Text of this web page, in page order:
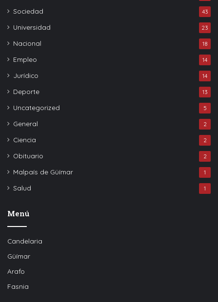
Sociedad 43
Universidad 23
Nacional 18
Empleo 14
Jurídico 14
Deporte 13
Uncategorized 5
General 2
Ciencia 2
Obituario 2
Malpaís de Güímar 1
Salud 1
Menú
Candelaria
Güímar
Arafo
Fasnia